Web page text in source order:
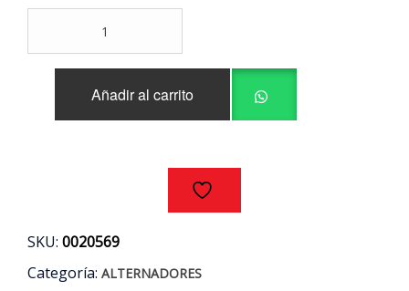
original
era:
$140.000.
actual
$112.990.
RANGER
Añadir al carrito
SKU: 0020569
Categoría: ALTERNADORES